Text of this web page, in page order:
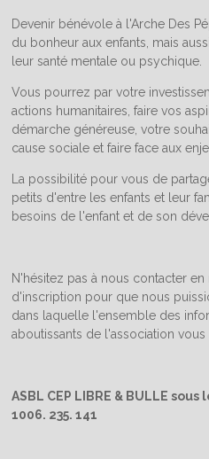
Devenir bénévole à l'Arche Des
du bonheur aux enfants, mais
leur santé mentale ou psychique.
Vous pourrez par votre
actions humanitaires, faire vos
démarche généreuse, votre
cause sociale et faire face aux
La possibilité pour vous de
petits d'entre les enfants et leur
besoins de l'enfant et de son
N'hésitez pas à nous contacter
d'inscription pour que nous
dans laquelle l'ensemble des
aboutissants de l'association vous
ASBL CEP LIBRE & BULLE
1006. 235. 141